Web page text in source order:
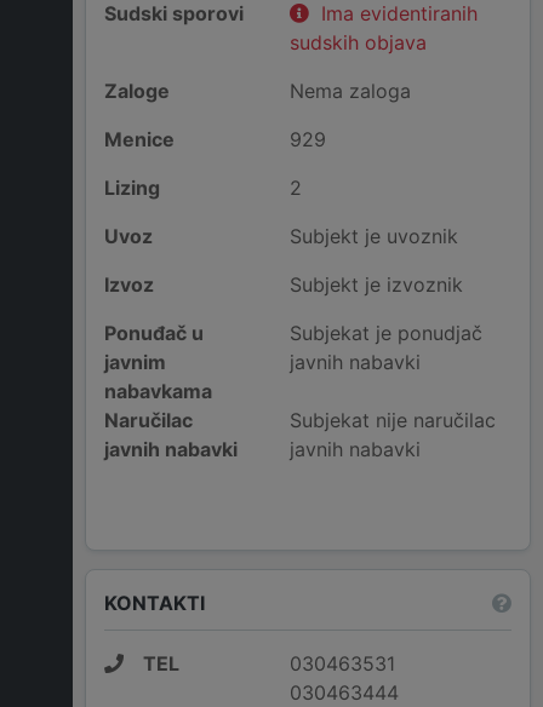
Sudski sporovi
Ima evidentiranih
sudskih objava
Zaloge
Nema zaloga
Menice
929
Lizing
2
Uvoz
Subjekt je uvoznik
Izvoz
Subjekt je izvoznik
Ponuđač u
javnim
nabavkama
Subjekat je ponudjač
javnih nabavki
Naručilac
javnih nabavki
Subjekat nije naručilac
javnih nabavki
KONTAKTI
TEL
030463531
030463444